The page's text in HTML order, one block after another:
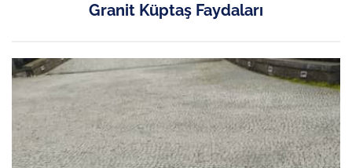
Granit Küptaş Faydaları